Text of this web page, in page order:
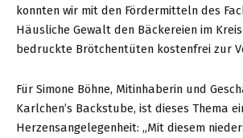
konnten wir mit den Fördermitteln des
Häusliche Gewalt den Bäckereien im
bedruckte Brötchentüten kostenfrei zur
Für Simone Böhne, Mitinhaberin und
Karlchen’s Backstube, ist dieses Thema
Herzensangelegenheit: „Mit diesem